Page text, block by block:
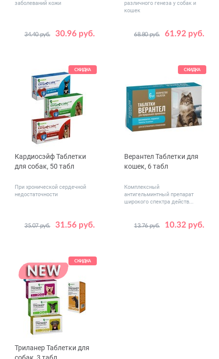
заболеваний кожи
30.96 руб.
34.40 руб.
Объем,
15 30
различного генеза у собак и
кошек
61.92 руб.
68.80 руб.
СКИДКА
Кардиосэйф Таблетки
для собак, 50 табл
При хронической сердечной
недостаточности
31.56 руб.
35.07 руб.
Дозировка,
1.25
2.5
СКИДКА
Верантел Таблетки для
кошек, 6 табл
Комплексный
антигельминтный препарат
широкого спектра действ...
10.32 руб.
13.76 руб.
СКИДКА
Триланер Таблетки для